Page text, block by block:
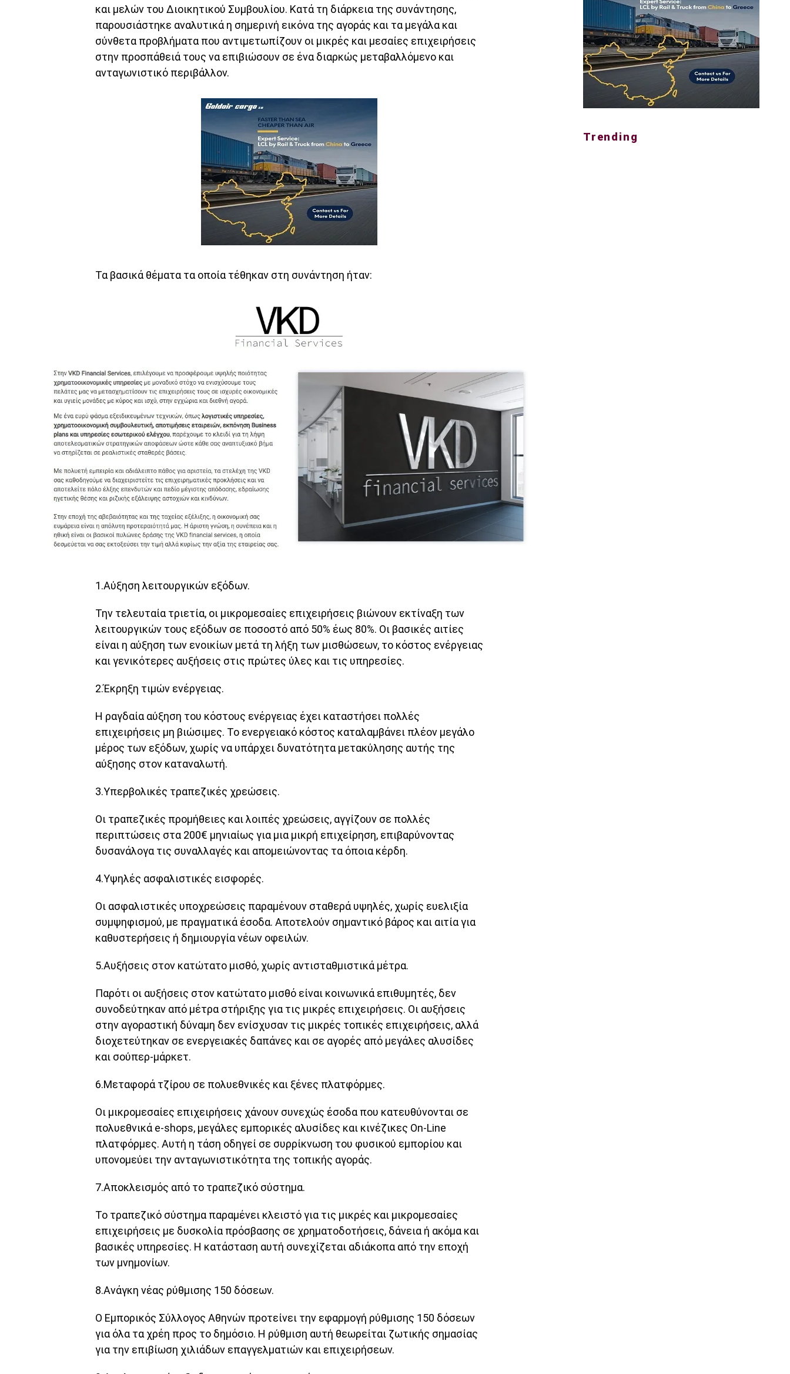
και μελών του Διοικητικού Συμβουλίου. Κατά τη διάρκεια της συνάντησης,
παρουσιάστηκε αναλυτικά η σημερινή εικόνα της αγοράς και τα μεγάλα και
σύνθετα προβλήματα που αντιμετωπίζουν οι μικρές και μεσαίες επιχειρήσεις
στην προσπάθειά τους να επιβιώσουν σε ένα διαρκώς μεταβαλλόμενο και
ανταγωνιστικό περιβάλλον.
Τα βασικά θέματα τα οποία τέθηκαν στη συνάντηση ήταν:
1.Αύξηση λειτουργικών εξόδων.
Την τελευταία τριετία, οι μικρομεσαίες επιχειρήσεις βιώνουν εκτίναξη των
λειτουργικών τους εξόδων σε ποσοστό από 50% έως 80%. Οι βασικές αιτίες
είναι η αύξηση των ενοικίων μετά τη λήξη των μισθώσεων, το κόστος ενέργειας
και γενικότερες αυξήσεις στις πρώτες ύλες και τις υπηρεσίες.
2.Έκρηξη τιμών ενέργειας.
Η ραγδαία αύξηση του κόστους ενέργειας έχει καταστήσει πολλές
επιχειρήσεις μη βιώσιμες. Το ενεργειακό κόστος καταλαμβάνει πλέον μεγάλο
μέρος των εξόδων, χωρίς να υπάρχει δυνατότητα μετακύλησης αυτής της
αύξησης στον καταναλωτή.
3.Υπερβολικές τραπεζικές χρεώσεις.
Οι τραπεζικές προμήθειες και λοιπές χρεώσεις, αγγίζουν σε πολλές
περιπτώσεις στα 200€ μηνιαίως για μια μικρή επιχείρηση, επιβαρύνοντας
δυσανάλογα τις συναλλαγές και απομειώνοντας τα όποια κέρδη.
4.Υψηλές ασφαλιστικές εισφορές.
Οι ασφαλιστικές υποχρεώσεις παραμένουν σταθερά υψηλές, χωρίς ευελιξία
συμψηφισμού, με πραγματικά έσοδα. Αποτελούν σημαντικό βάρος και αιτία για
καθυστερήσεις ή δημιουργία νέων οφειλών.
5.Αυξήσεις στον κατώτατο μισθό, χωρίς αντισταθμιστικά μέτρα.
Παρότι οι αυξήσεις στον κατώτατο μισθό είναι κοινωνικά επιθυμητές, δεν
συνοδεύτηκαν από μέτρα στήριξης για τις μικρές επιχειρήσεις. Οι αυξήσεις
στην αγοραστική δύναμη δεν ενίσχυσαν τις μικρές τοπικές επιχειρήσεις, αλλά
διοχετεύτηκαν σε ενεργειακές δαπάνες και σε αγορές από μεγάλες αλυσίδες
και σούπερ-μάρκετ.
6.Μεταφορά τζίρου σε πολυεθνικές και ξένες πλατφόρμες.
Οι μικρομεσαίες επιχειρήσεις χάνουν συνεχώς έσοδα που κατευθύνονται σε
πολυεθνικά e-shops, μεγάλες εμπορικές αλυσίδες και κινέζικες On-Line
πλατφόρμες. Αυτή η τάση οδηγεί σε συρρίκνωση του φυσικού εμπορίου και
υπονομεύει την ανταγωνιστικότητα της τοπικής αγοράς.
7.Αποκλεισμός από το τραπεζικό σύστημα.
Το τραπεζικό σύστημα παραμένει κλειστό για τις μικρές και μικρομεσαίες
επιχειρήσεις με δυσκολία πρόσβασης σε χρηματοδοτήσεις, δάνεια ή ακόμα και
βασικές υπηρεσίες. Η κατάσταση αυτή συνεχίζεται αδιάκοπα από την εποχή
των μνημονίων.
8.Ανάγκη νέας ρύθμισης 150 δόσεων.
Ο Εμπορικός Σύλλογος Αθηνών προτείνει την εφαρμογή ρύθμισης 150 δόσεων
για όλα τα χρέη προς το δημόσιο. Η ρύθμιση αυτή θεωρείται ζωτικής σημασίας
για την επιβίωση χιλιάδων επαγγελματιών και επιχειρήσεων.
Trending